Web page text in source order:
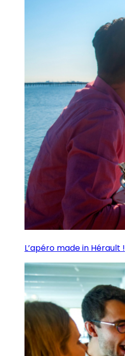
L’apéro made in Hérault !